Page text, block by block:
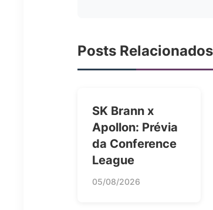
Posts Relacionados
SK Brann x
Apollon: Prévia
da Conference
League
05/08/2026